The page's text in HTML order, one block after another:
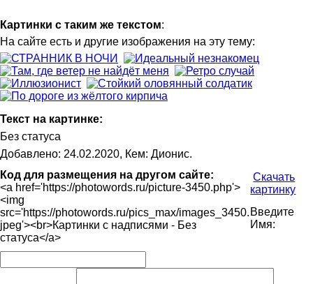
Картинки с таким же текстом:
На сайте есть и другие изображения на эту тему:
Текст на картинке:
Без статуса
Добавлено: 24.02.2020, Кем: Дионис.
Код для размещения на другом сайте:
<a href='https://photowords.ru/picture-3450.php'>
<img
src='https://photowords.ru/pics_max/images_3450.
jpeg'><br>Картинки с надписями - Без
статуса</a>
Скачать
картинку
Введите
Имя: